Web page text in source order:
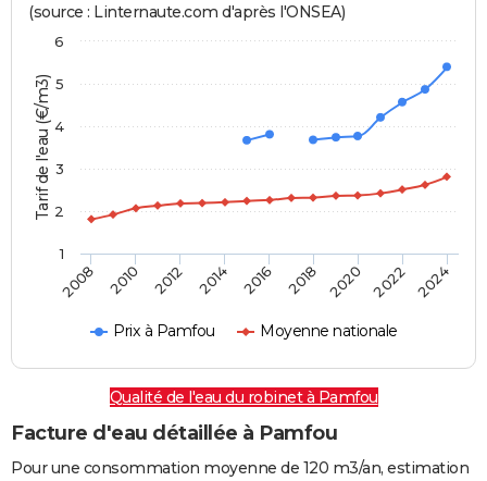
Tarif de l'eau (€/m3)
(source : Linternaute.com d'après l'ONSEA)
Prix à Pamfou Moyenne nationale
2008 2010 2012 2014 2016 2018 2020 2022 2024
1
2
3
4
5
6
Qualité de l'eau du robinet à Pamfou
Facture d'eau détaillée à Pamfou
Pour une consommation moyenne de 120 m3/an, estimation